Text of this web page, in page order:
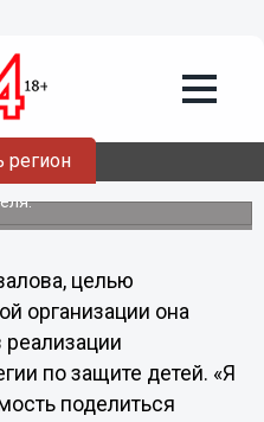
регион
об учреждении в регионе
поданы в
целью
организации она
реализации
по защите детей. «Я
поделиться